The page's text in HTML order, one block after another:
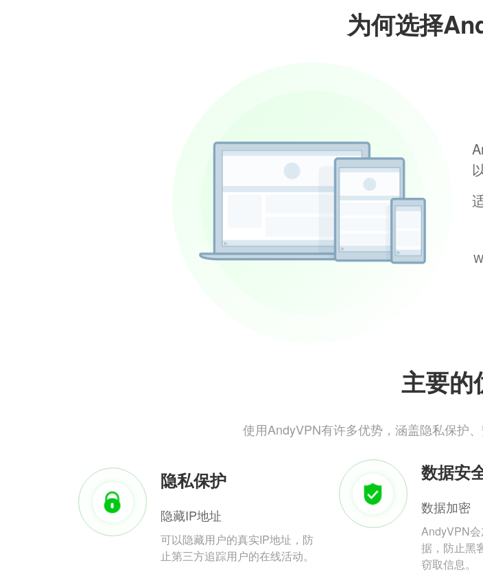
为何选择
主要的
使用AndyVPN有许多优势，涵盖隐私保护
隐私保护
隐藏IP地址
可以隐藏用户的真实IP地址，防
止第三方追踪用户的在线活动。
数据安
数据加密
AndyVPN
据，防止黑
窃取信息。